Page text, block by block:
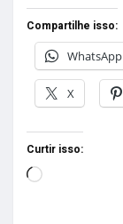
Compartilhe isso:
WhatsApp
X
Curtir isso: